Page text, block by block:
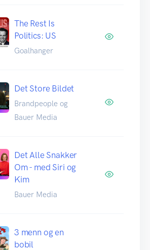
The Rest Is
Politics: US
Goalhanger
Det Store Bildet
Brandpeople og
Bauer Media
Det Alle Snakker
Om - med Siri og
Kim
Bauer Media
3 menn og en
bobil